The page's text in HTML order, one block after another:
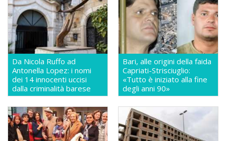
Da Nicola Ruffo ad
Antonella Lopez: i nomi
dei 14 innocenti uccisi
dalla criminalità barese
Bari, alle origini della faida
Capriati-Strisciuglio:
«Tutto è iniziato alla fine
degli anni 90»